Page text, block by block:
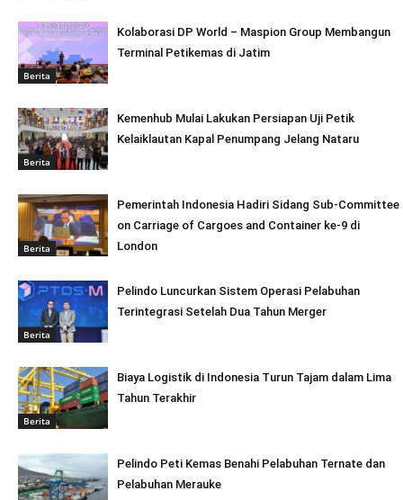
Berita
Kolaborasi DP World – Maspion Group Membangun
Terminal Petikemas di Jatim
Berita
Kemenhub Mulai Lakukan Persiapan Uji Petik
Kelaiklautan Kapal Penumpang Jelang Nataru
Berita
Pemerintah Indonesia Hadiri Sidang Sub-Committee
on Carriage of Cargoes and Container ke-9 di
London
Berita
Pelindo Luncurkan Sistem Operasi Pelabuhan
Terintegrasi Setelah Dua Tahun Merger
Berita
Biaya Logistik di Indonesia Turun Tajam dalam Lima
Tahun Terakhir
Pelindo Peti Kemas Benahi Pelabuhan Ternate dan
Pelabuhan Merauke